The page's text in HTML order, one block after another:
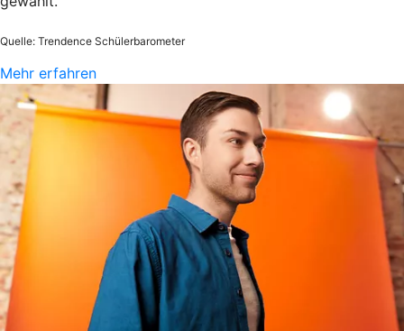
Quelle: Trendence Schülerbarometer
Mehr erfahren